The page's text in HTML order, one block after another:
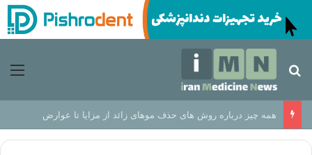
جستجو برای
همه چیز درباره روش های حذف موهای زائد از مزایا تا عوارض